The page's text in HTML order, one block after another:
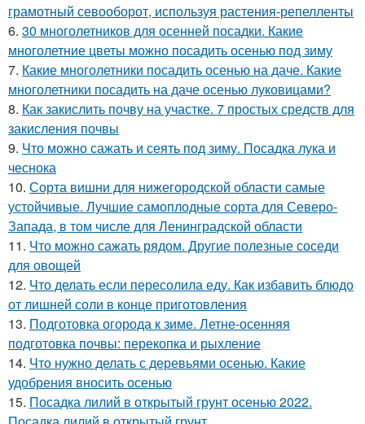
грамотный севооборот, используя растения-репелленты
6. 30 многолетников для осенней посадки. Какие
многолетние цветы можно посадить осенью под зиму
7. Какие многолетники посадить осенью на даче. Какие
многолетники посадить на даче осенью луковицами?
8. Как закислить почву на участке. 7 простых средств для
закисления почвы
9. Что можно сажать и сеять под зиму. Посадка лука и
чеснока
10. Сорта вишни для нижегородской области самые
устойчивые. Лучшие самоплодные сорта для Северо-
Запада, в том числе для Ленинградской области
11. Что можно сажать рядом. Другие полезные соседи
для овощей
12. Что делать если пересолила еду. Как избавить блюдо
от лишней соли в конце приготовления
13. Подготовка огорода к зиме. Летне-осенняя
подготовка почвы: перекопка и рыхление
14. Что нужно делать с деревьями осенью. Какие
удобрения вносить осенью
15. Посадка лилий в открытый грунт осенью 2022.